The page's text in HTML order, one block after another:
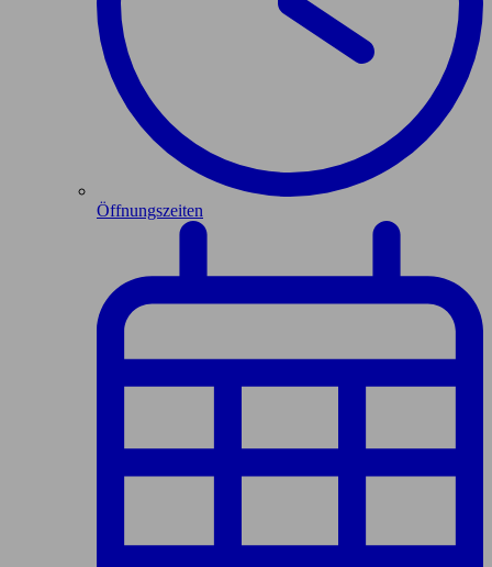
Öffnungszeiten